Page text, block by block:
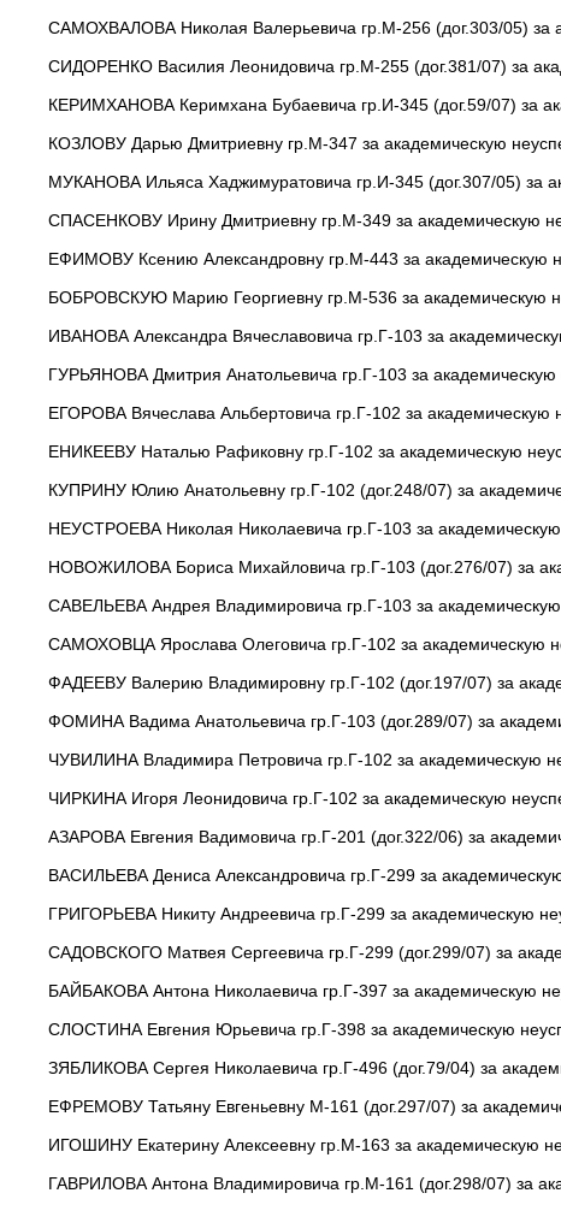
САМОХВАЛОВА Николая Валерьевича гр.М-256 (дог.303/05) за
СИДОРЕНКО Василия Леонидовича гр.М-255 (дог.381/07) за
КЕРИМХАНОВА Керимхана Бубаевича гр.И-345 (дог.59/07) за
КОЗЛОВУ Дарью Дмитриевну гр.М-347 за академическую
МУКАНОВА Ильяса Хаджимуратовича гр.И-345 (дог.307/05) за
СПАСЕНКОВУ Ирину Дмитриевну гр.М-349 за академическую
ЕФИМОВУ Ксению Александровну гр.М-443 за академическую
БОБРОВСКУЮ Марию Георгиевну гр.М-536 за академическую
ИВАНОВА Александра Вячеславовича гр.Г-103 за
ГУРЬЯНОВА Дмитрия Анатольевича гр.Г-103 за
ЕГОРОВА Вячеслава Альбертовича гр.Г-102 за
ЕНИКЕЕВУ Наталью Рафиковну гр.Г-102 за академическую
КУПРИНУ Юлию Анатольевну гр.Г-102 (дог.248/07) за
НЕУСТРОЕВА Николая Николаевича гр.Г-103 за
НОВОЖИЛОВА Бориса Михайловича гр.Г-103 (дог.276/07) за
САВЕЛЬЕВА Андрея Владимировича гр.Г-103 за академическую
САМОХОВЦА Ярослава Олеговича гр.Г-102 за академическую
ФАДЕЕВУ Валерию Владимировну гр.Г-102 (дог.197/07) за
ФОМИНА Вадима Анатольевича гр.Г-103 (дог.289/07) за
ЧУВИЛИНА Владимира Петровича гр.Г-102 за академическую
ЧИРКИНА Игоря Леонидовича гр.Г-102 за академическую
АЗАРОВА Евгения Вадимовича гр.Г-201 (дог.322/06) за
ВАСИЛЬЕВА Дениса Александровича гр.Г-299 за
ГРИГОРЬЕВА Никиту Андреевича гр.Г-299 за академическую
САДОВСКОГО Матвея Сергеевича гр.Г-299 (дог.299/07) за
БАЙБАКОВА Антона Николаевича гр.Г-397 за академическую
СЛОСТИНА Евгения Юрьевича гр.Г-398 за академическую
ЗЯБЛИКОВА Сергея Николаевича гр.Г-496 (дог.79/04) за
ЕФРЕМОВУ Татьяну Евгеньевну М-161 (дог.297/07) за
ИГОШИНУ Екатерину Алексеевну гр.М-163 за академическую
ГАВРИЛОВА Антона Владимировича гр.М-161 (дог.298/07) за